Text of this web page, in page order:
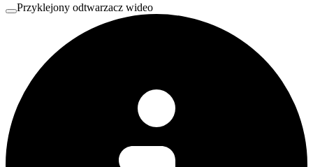
Przyklejony odtwarzacz wideo